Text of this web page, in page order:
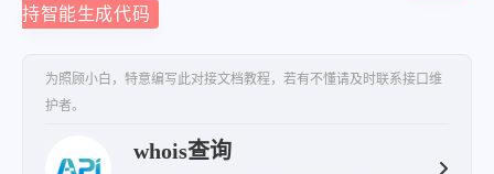
"registrant_country": "US"
"tech_email"
持智能生成代码
为照顾小白，特意编写此对接文档教程，若有不懂请及时联系接口维
护者。
whois查询